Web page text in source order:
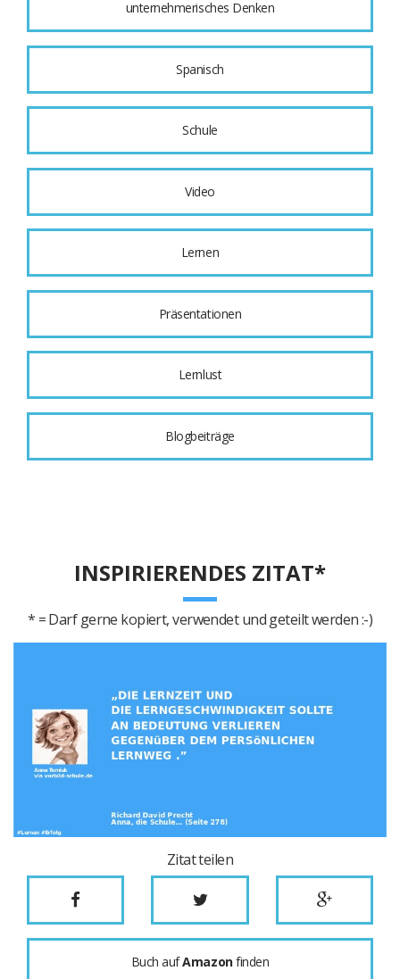
unternehmerisches Denken
Spanisch
Schule
Video
Lernen
Präsentationen
Lernlust
Blogbeiträge
INSPIRIERENDES ZITAT*
* = Darf gerne kopiert, verwendet und geteilt werden :-)
Zitat teilen
Buch aufAmazonfinden